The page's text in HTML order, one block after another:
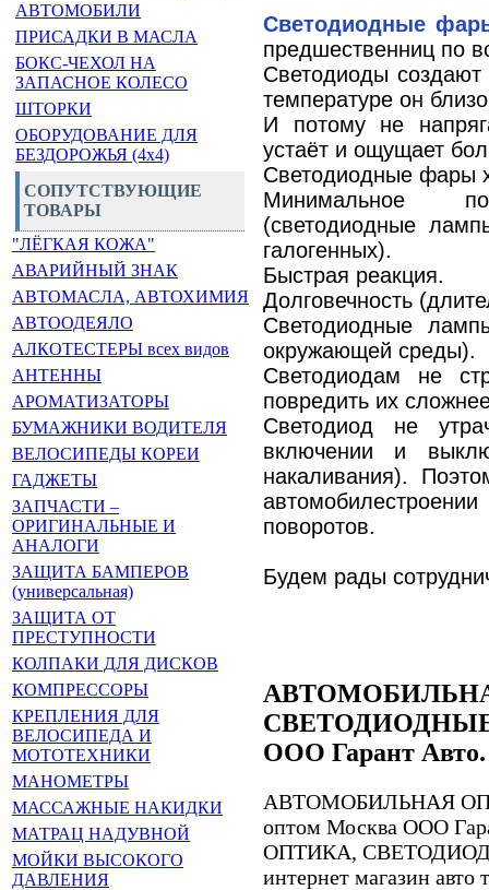
АВТОМОБИЛИ
ПРИСАДКИ В МАСЛА
БОКС-ЧЕХОЛ НА
ЗАПАСНОЕ КОЛЕСО
ШТОРКИ
ОБОРУДОВАНИЕ ДЛЯ
БЕЗДОРОЖЬЯ (4x4)
СОПУТСТВУЮЩИЕ
ТОВАРЫ
"ЛЁГКАЯ КОЖА"
АВАРИЙНЫЙ ЗНАК
АВТОМАСЛА, АВТОХИМИЯ
АВТООДЕЯЛО
АЛКОТЕСТЕРЫ всех видов
АНТЕННЫ
АРОМАТИЗАТОРЫ
БУМАЖНИКИ ВОДИТЕЛЯ
ВЕЛОСИПЕДЫ КОРЕИ
ГАДЖЕТЫ
ЗАПЧАСТИ –
ОРИГИНАЛЬНЫЕ И
АНАЛОГИ
ЗАЩИТА БАМПЕРОВ
(универсальная)
ЗАЩИТА ОТ
ПРЕСТУПНОСТИ
КОЛПАКИ ДЛЯ ДИСКОВ
КОМПРЕССОРЫ
КРЕПЛЕНИЯ ДЛЯ
ВЕЛОСИПЕДА И
МОТОТЕХНИКИ
МАНОМЕТРЫ
МАССАЖНЫЕ НАКИДКИ
МАТРАЦ НАДУВНОЙ
МОЙКИ ВЫСОКОГО
ДАВЛЕНИЯ
Светодиодные
предшественниц по
Светодиоды
температуре он
И потому не
устаёт и ощущает
Светодиодные фары
Минимальное
(светодиодные
галогенных).
Быстрая реакция.
Долговечность
Светодиодные
окружающей среды).
Светодиодам не
повредить их
Светодиод не
включении и
накаливания).
поворотов.
Будем рады
СВЕТОДИОДНЫЕ
ООО Гарант Авто.
АВТОМОБИЛЬНАЯ
оптом Москва ООО
ОПТИКА,
интернет магазин авто